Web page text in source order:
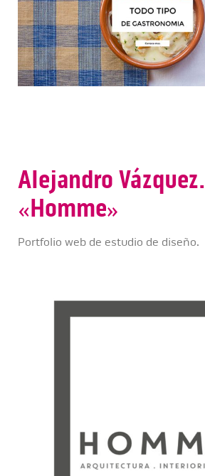
Alejandro Vázquez.
«Homme»
Portfolio web de estudio de diseño.